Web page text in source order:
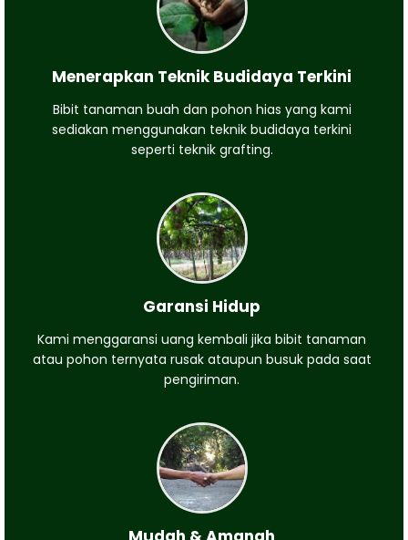
Menerapkan Teknik Budidaya Terkini
Bibit tanaman buah dan pohon hias yang kami
sediakan menggunakan teknik budidaya terkini
seperti teknik grafting.
Garansi Hidup
Kami menggaransi uang kembali jika bibit tanaman
atau pohon ternyata rusak ataupun busuk pada saat
pengiriman.